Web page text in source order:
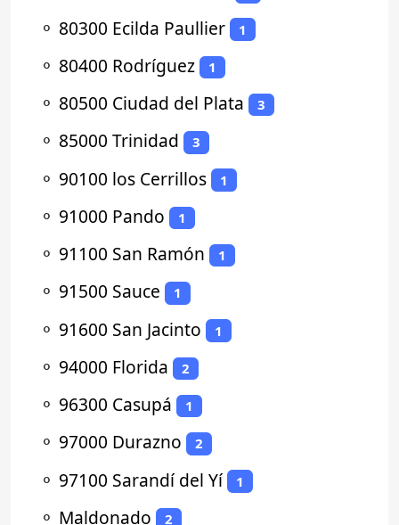
⚬ 80300 Ecilda Paullier 1
⚬ 80400 Rodríguez 1
⚬ 80500 Ciudad del Plata 3
⚬ 85000 Trinidad 3
⚬ 90100 los Cerrillos 1
⚬ 91000 Pando 1
⚬ 91100 San Ramón 1
⚬ 91500 Sauce 1
⚬ 91600 San Jacinto 1
⚬ 94000 Florida 2
⚬ 96300 Casupá 1
⚬ 97000 Durazno 2
⚬ 97100 Sarandí del Yí 1
⚬ Maldonado 2